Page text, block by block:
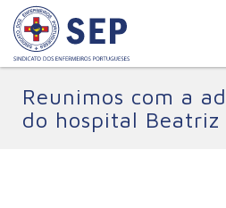
Reunimos com a
do hospital Beatriz